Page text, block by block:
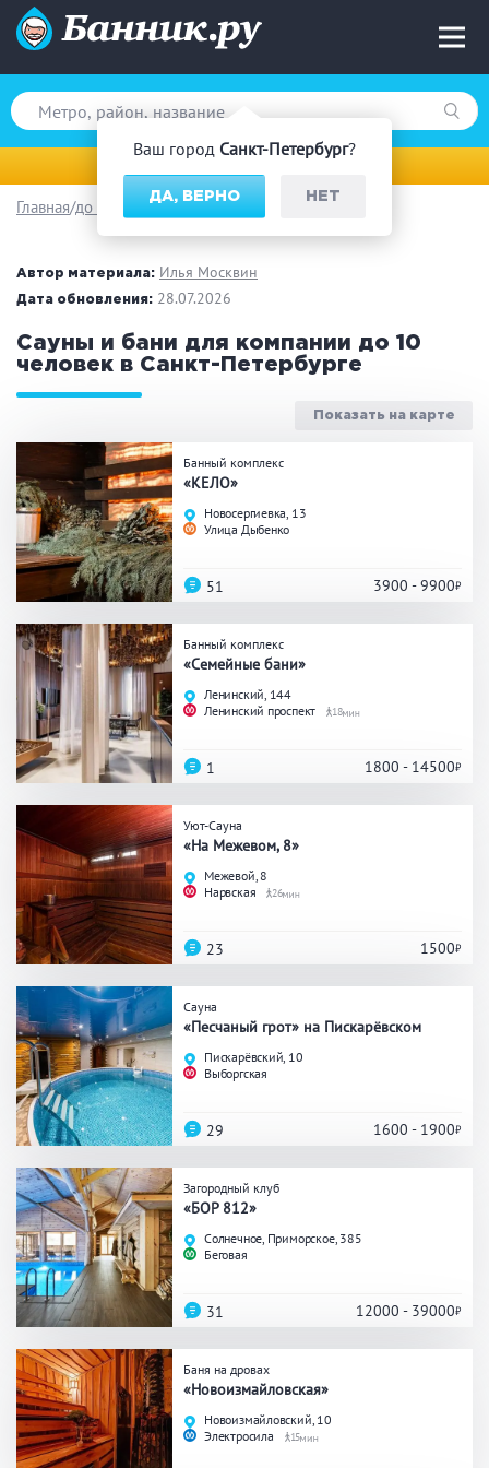
Ваш город Санкт-Петербург?
ДА, ВЕРНО НЕТ
Вид парной
Русская баня
Финская сауна
На дровах
Загородный отдых
Праздник/Корпоратив
Вместимость
до 10 человек
от 20 человек
Банные услуги
Массаж
Кедровая бочка
Парильщик/ банщик
СПА
Гидромассаж
Общие
Круглосуточно
Общественные бани
Банный комплекс
Аква-зона
Джакузи
Бассейн
Купель
Обливная кадушка
Развлечения
Бильярд
Караоке
Главная до 10 человек
Автор материала: Илья Москвин
Дата обновления: 28.07.2026
Сауны и бани для компании до 10
человек в Санкт-Петербурге
Показать на карте
Банный комплекс
«КЕЛО»
Новосергиевка, 13
Улица Дыбенко
3900 - 9900
51
Банный комплекс
«Семейные бани»
Ленинский, 144
Ленинский проспект
18
1800 - 14500
1
Уют-Сауна
«На Межевом, 8»
Межевой, 8
Нарвская
26
1500
23
Сауна
«Песчаный грот» на Пискарёвском
Пискарёвский, 10
Выборгская
1600 - 1900
29
Загородный клуб
«БОР 812»
Солнечное, Приморское, 385
Беговая
12000 - 39000
31
Баня на дровах
«Новоизмайловская»
Новоизмайловский, 10
Электросила
15